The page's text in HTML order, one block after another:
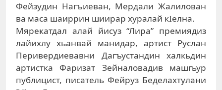
Фейзудин Нагъиеван, Мердали Жалилован
ва маса шаиррин шиирар хуралай кIелна.
Мярекатдал алай йисуз “Лира” премиядиз
лайихлу хьанвай манидар, артист Руслан
Перивердиевавни Дагъустандин халкьдин
артистка Фаризат Зейналовадив машгьур
публицист, писатель Фейруз Беделахтулани